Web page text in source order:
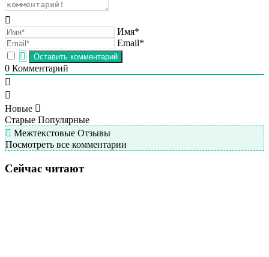
Имя*
Email*
0 Комментарий
Новые
Старые Популярные
Межтекстовые Отзывы
Посмотреть все комментарии
Сейчас читают